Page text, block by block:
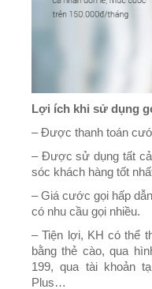
Lợi ích khi sử dụng
– Được thanh toán
– Được sử dụng tất
sóc khách hàng tốt
– Giá cước gọi hấp
có nhu cầu gọi nhiều.
– Tiện lợi, KH có thể
bằng thẻ cào, qua
199, qua tài khoản
Plus…